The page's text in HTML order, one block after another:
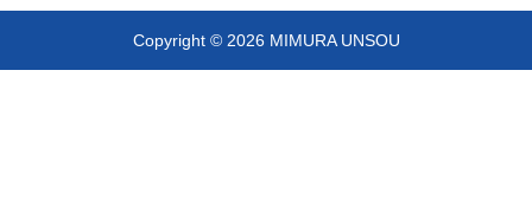
Copyright © 2026 MIMURA UNSOU